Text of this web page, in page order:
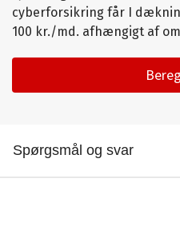
cyberforsikring får I
100 kr./md. afhængigt af